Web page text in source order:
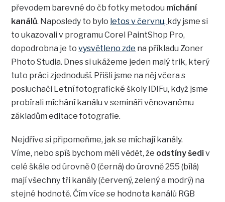
převodem barevné do čb fotky metodou míchání
kanálů. Naposledy to bylo letos v červnu, kdy jsme si
to ukazovali v programu Corel PaintShop Pro,
dopodrobna je tovysvětleno zde na příkladu Zoner
Photo Studia. Dnes si ukážeme jeden malý trik, který
tuto práci zjednoduší. Přišli jsme na něj včera s
posluchači Letní fotografické školy IDIFu, když jsme
probírali míchání kanálu v semináři věnovanému
základům editace fotografie.
Nejdříve si připomeňme, jak se míchají kanály.
Víme, nebo spíš bychom měli vědět, že odstíny šediv
celé škále od úrovně 0 (černá) do úrovně 255 (bílá)
mají všechny tři kanály (červený, zelený a modrý) na
stejné hodnotě. Čím více se hodnota kanálů RGB